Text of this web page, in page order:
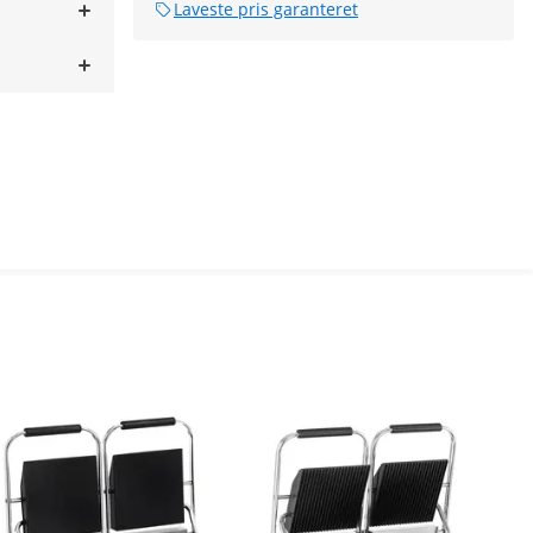
Laveste pris garanteret